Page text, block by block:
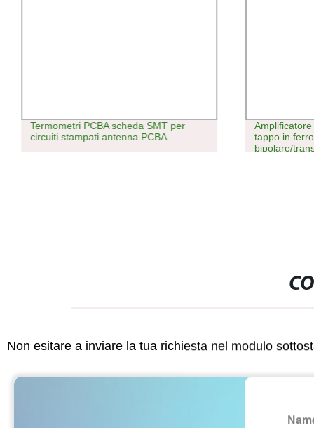
Termometri PCBA scheda SMT per
circuiti stampati antenna PCBA
tappo in
bipolare/
Non esitare a inviare la tua richiesta nel modulo